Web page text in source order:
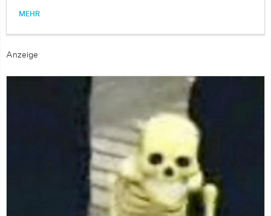
MEHR
Anzeige